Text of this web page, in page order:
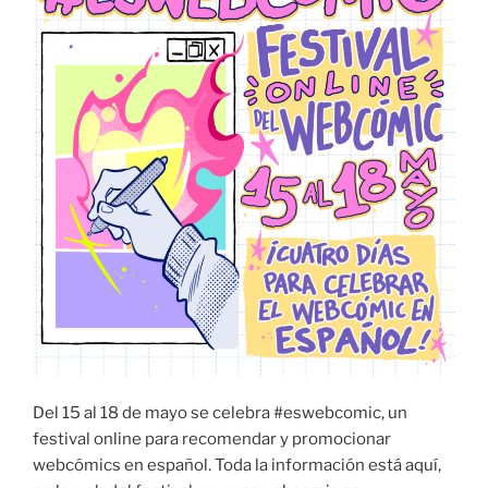
Del 15 al 18 de mayo se celebra #eswebcomic, un
festival online para recomendar y promocionar
webcómics en español. Toda la información está aquí,